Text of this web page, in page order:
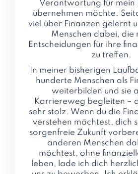
Verantwortung für mein
übernehmen möchte.
viel über Finanzen gelernt
Menschen dabei, die
Entscheidungen für ihre
zu treffen.
In meiner bisherigen
hunderte Menschen als
weiterbilden und sie
Karriereweg begleiten –
sehr stolz. Wenn du die
verstehen möchtest, dich
sorgenfreie Zukunft
anderen Menschen
möchtest, ohne
leben, lade ich dich